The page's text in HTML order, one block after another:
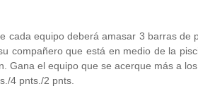
cada equipo deberá amasar 3 barras
compañero que está en medio de la
Gana el equipo que se acerque más a
4 pnts./2 pnts.